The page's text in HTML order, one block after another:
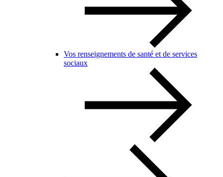
Vos renseignements de santé et de services
sociaux